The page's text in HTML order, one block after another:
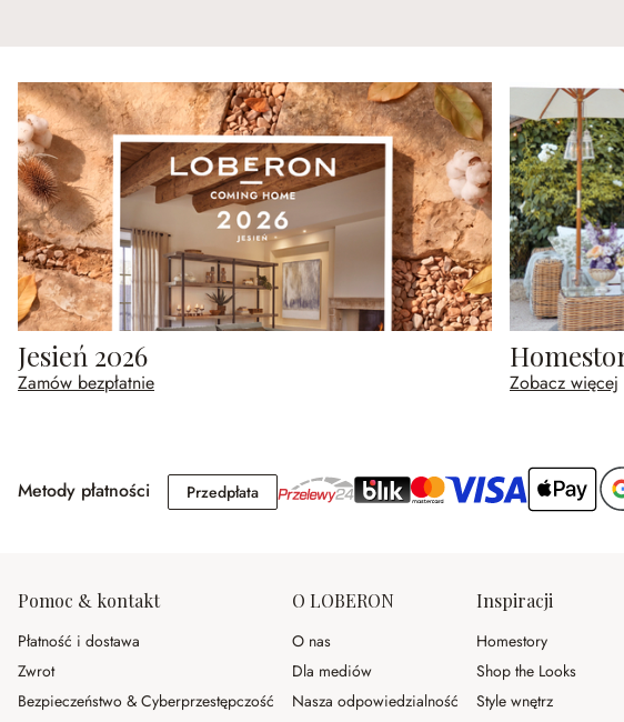
Jesień 2026
Zamów bezpłatnie Zobacz więcej
Metody płatności PrzedpłataPrzedpłata
Pomoc & kontakt
Płatność i dostawa
Zwrot
Bezpieczeństwo & Cyberprzestępczość
O LOBERON
O nas
Dla mediów
Nasza odpowiedzialność
Inspiracji
Homestory
Shop the Looks
Style wnętrz